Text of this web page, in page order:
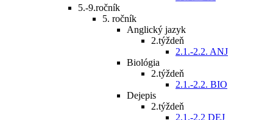
5.-9.ročník
5. ročník
Anglický jazyk
2.týždeň
2.1.-2.2. ANJ
Biológia
2.týždeň
2.1.-2.2. BIO
Dejepis
2.týždeň
2.1.-2.2 DEJ